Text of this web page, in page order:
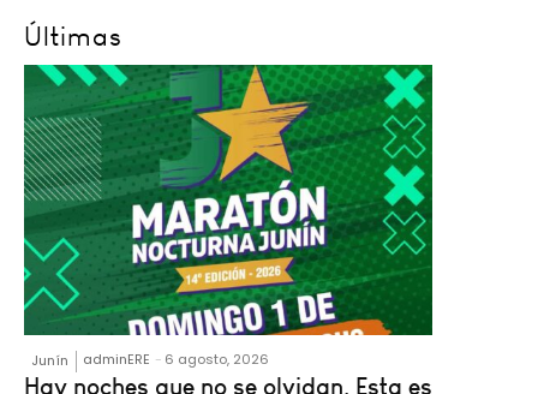
Últimas
Junín adminERE - 6 agosto, 2026
Hay noches que no se olvidan. Esta es